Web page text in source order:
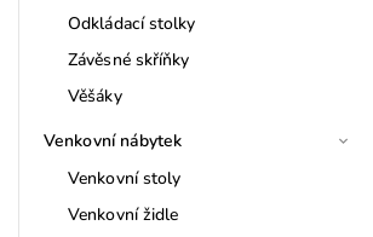
Odkládací stolky
Závěsné skříňky
Věšáky
Venkovní nábytek
Venkovní stoly
Venkovní židle